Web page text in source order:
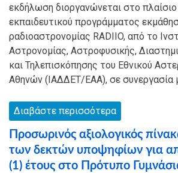
εκδήλωση διοργανώνεται στο
εκπαιδευτικού προγράμματος
ραδιοαστρονομίας RADIIO, από το
Αστρονομίας, Αστροφυσικής,
και Τηλεπισκόπησης του Εθνικού
Αθηνών (ΙΑΔΔΕΤ/ΕΑΑ), σε συνεργασία
Διαβάστε περισσότερα
Προσωρινός αξιολογικός
των δεκτών υποψηφίων για
(1) έτους στο Πρότυπο